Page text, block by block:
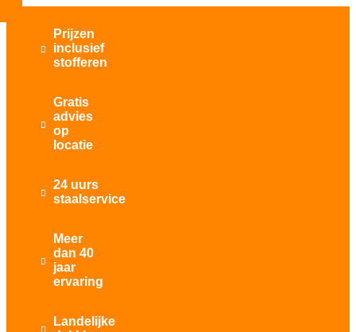

Prijzen
inclusief
stofferen

Gratis
advies
op
locatie

24 uurs
staalservice

Meer
dan 40
jaar
ervaring

Landelijke